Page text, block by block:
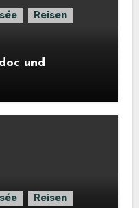
Reisen
und
Reisen